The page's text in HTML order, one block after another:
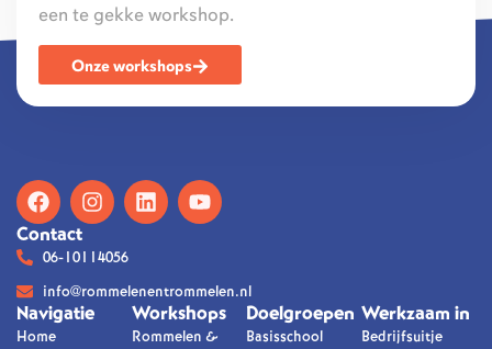
een te gekke workshop.
Onze workshops
Contact
06-10114056
info@rommelenentrommelen.nl
Navigatie
Home
Workshops
Rommelen &
Doelgroepen
Basisschool
Werkzaam in
Bedrijfsuitje